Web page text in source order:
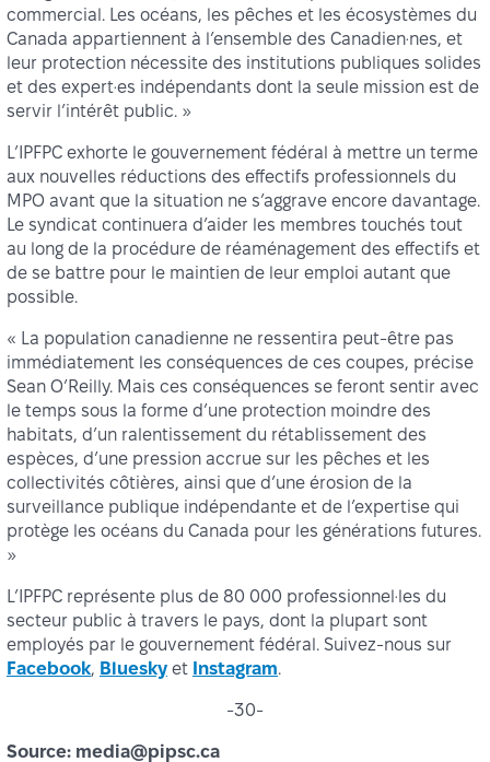
commercial. Les océans, les pêches et les écosystèmes du
Canada appartiennent à l’ensemble des Canadien·nes, et
leur protection nécessite des institutions publiques solides
et des expert·es indépendants dont la seule mission est de
servir l’intérêt public. »
L’IPFPC exhorte le gouvernement fédéral à mettre un terme
aux nouvelles réductions des effectifs professionnels du
MPO avant que la situation ne s’aggrave encore davantage.
Le syndicat continuera d’aider les membres touchés tout
au long de la procédure de réaménagement des effectifs et
de se battre pour le maintien de leur emploi autant que
possible.
« La population canadienne ne ressentira peut-être pas
immédiatement les conséquences de ces coupes, précise
Sean O’Reilly. Mais ces conséquences se feront sentir avec
le temps sous la forme d’une protection moindre des
habitats, d’un ralentissement du rétablissement des
espèces, d’une pression accrue sur les pêches et les
collectivités côtières, ainsi que d’une érosion de la
surveillance publique indépendante et de l’expertise qui
protège les océans du Canada pour les générations futures.
»
L’IPFPC représente plus de 80 000 professionnel·les du
secteur public à travers le pays, dont la plupart sont
employés par le gouvernement fédéral. Suivez-nous sur
Facebook, Bluesky et Instagram.
-30-
Source: media@pipsc.ca